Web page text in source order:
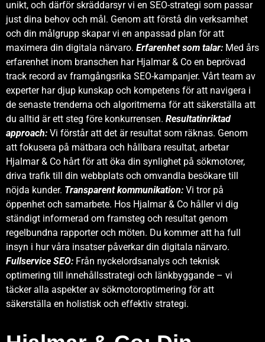
unikt, och därför skräddarsyr vi en SEO-strategi som passar
just dina behov och mål. Genom att förstå din verksamhet
och din målgrupp skapar vi en anpassad plan för att
maximera din digitala närvaro. Erfarenhet som talar: Med års
erfarenhet inom branschen har Hjalmar & Co en beprövad
track record av framgångsrika SEO-kampanjer. Vårt team av
experter har djup kunskap och kompetens för att navigera i
de senaste trenderna och algoritmerna för att säkerställa att
du alltid är ett steg före konkurrensen. Resultatinriktad
approach: Vi förstår att det är resultat som räknas. Genom
att fokusera på mätbara och hållbara resultat, arbetar
Hjalmar & Co hårt för att öka din synlighet på sökmotorer,
driva trafik till din webbplats och omvandla besökare till
nöjda kunder. Transparent kommunikation: Vi tror på
öppenhet och samarbete. Hos Hjalmar & Co håller vi dig
ständigt informerad om framsteg och resultat genom
regelbundna rapporter och möten. Du kommer att ha full
insyn i hur våra insatser påverkar din digitala närvaro.
Fullservice SEO: Från nyckelordsanalys och teknisk
optimering till innehållsstrategi och länkbyggande – vi
täcker alla aspekter av sökmotoroptimering för att
säkerställa en holistisk och effektiv strategi.